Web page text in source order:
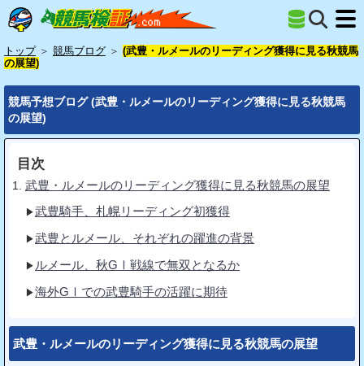
トップ ＞ 競馬ブログ ＞ (武豊・ルメールのリーディング獲得に見る秋競馬
の展望)
競馬予想ブログ (武豊・ルメールのリーディング獲得に見る秋競馬
の展望)
目次
武豊・ルメールのリーディング獲得に見る秋競馬の展望
武豊騎手、札幌リーディング初獲得
武豊とルメール、それぞれの躍進の背景
ルメール、秋GⅠ戦線で無双となるか
海外GⅠでの武豊騎手の活躍に期待
武豊・ルメールのリーディング獲得に見る秋競馬の展望